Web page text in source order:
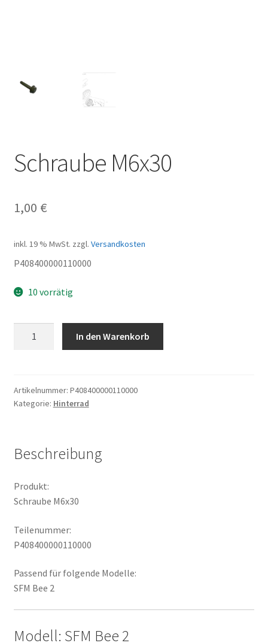
Schraube M6x30
1,00 €
inkl. 19 % MwSt. zzgl. Versandkosten
P408400000110000
10 vorrätig
In den Warenkorb
Artikelnummer: P408400000110000
Kategorie: Hinterrad
Beschreibung
Produkt:
Schraube M6x30
Teilenummer:
P408400000110000
Passend für folgende Modelle:
SFM Bee 2
Modell: SFM Bee 2